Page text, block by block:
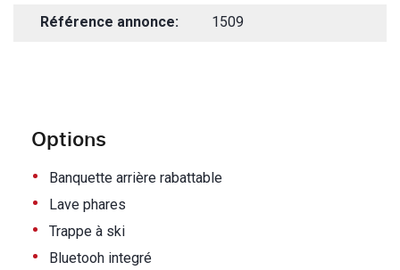
Options
• Banquette arrière rabattable
• Lave phares
• Trappe à ski
• Bluetooh integré
Référence annonce: 1509